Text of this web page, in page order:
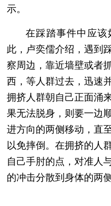
示。
在踩踏事件中应
此，卢奕儒介绍，遇到
察周边，靠近墙壁或者
西，等人群过去，迅速
拥挤人群朝自己正面涌
果无法脱身，则要一边
进方向的两侧移动，直
以免摔倒。在拥挤的人
自己手肘的点，对准人
的冲击分散到身体的两侧